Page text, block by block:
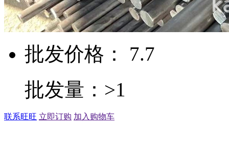
批发价格： 7.7
批发量：>1
联系旺旺 立即订购 加入购物车